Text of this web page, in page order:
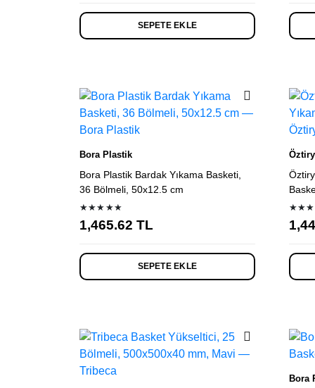
SEPETE EKLE
Bora Plastik
Bora Plastik Bardak Yıkama Basketi,
36 Bölmeli, 50x12.5 cm
★★★★★
1,465.62 TL
SEPETE EKLE
Bora